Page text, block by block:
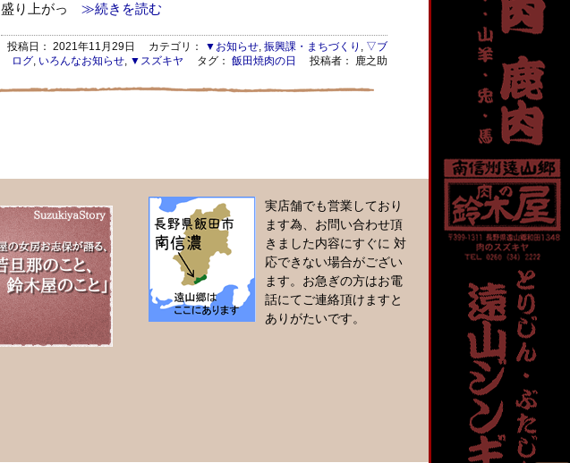
盛り上がっ ≫続きを読む
投稿日： 2021年11月29日 カテゴリ： ▼お知らせ, 振興課・まちづくり , ▽ブ
ログ, いろんなお知らせ, ▼スズキヤ タグ： 飯田焼肉の日 投稿者： 鹿之助
実店舗でも営業しており
ます為、お問い合わせ頂
きました内容にすぐに 対
応できない場合がござい
ます。お急ぎの方はお電
話にてご連絡頂けますと
ありがたいです。